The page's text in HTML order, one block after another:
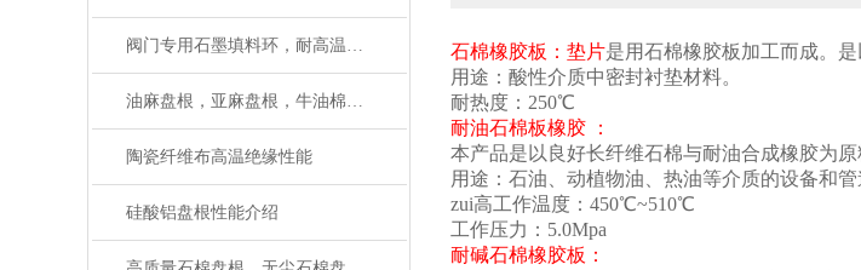
阀门专用石墨填料环，耐高温柔性石墨环使用温度
油麻盘根，亚麻盘根，牛油棉纱盘根检测报告
陶瓷纤维布高温绝缘性能
硅酸铝盘根性能介绍
石棉橡胶板：垫片是用石棉橡胶板加工而成。
用途：酸性介质中密封衬垫材料。
耐热度：250℃
耐油石棉板橡胶 ：
本产品是以良好长纤维石棉与耐油合成橡胶为
用途：石油、动植物油、热油等介质的设备和
zui高工作温度：450℃~510℃
工作压力：5.0Mpa
耐碱石棉橡胶板：